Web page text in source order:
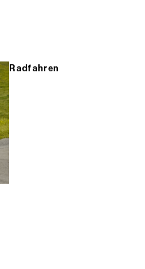
Radfahren